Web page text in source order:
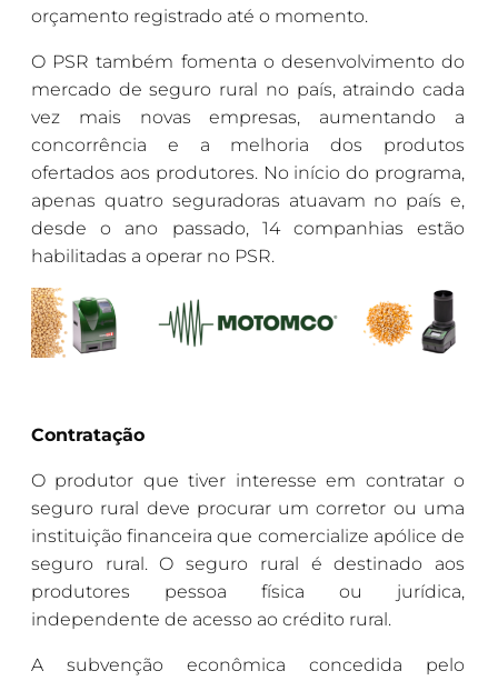
orçamento registrado até o momento.
O PSR também fomenta o desenvolvimento do
mercado de seguro rural no país, atraindo cada
vez mais novas empresas, aumentando a
concorrência e a melhoria dos produtos
ofertados aos produtores. No início do programa,
apenas quatro seguradoras atuavam no país e,
desde o ano passado, 14 companhias estão
habilitadas a operar no PSR.
Contratação
O produtor que tiver interesse em contratar o
seguro rural deve procurar um corretor ou uma
instituição financeira que comercialize apólice de
seguro rural. O seguro rural é destinado aos
produtores pessoa física ou jurídica,
independente de acesso ao crédito rural.
A subvenção econômica concedida pelo